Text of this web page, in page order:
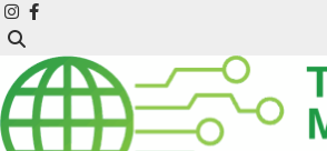
Skip
to
content
instagram
facebook